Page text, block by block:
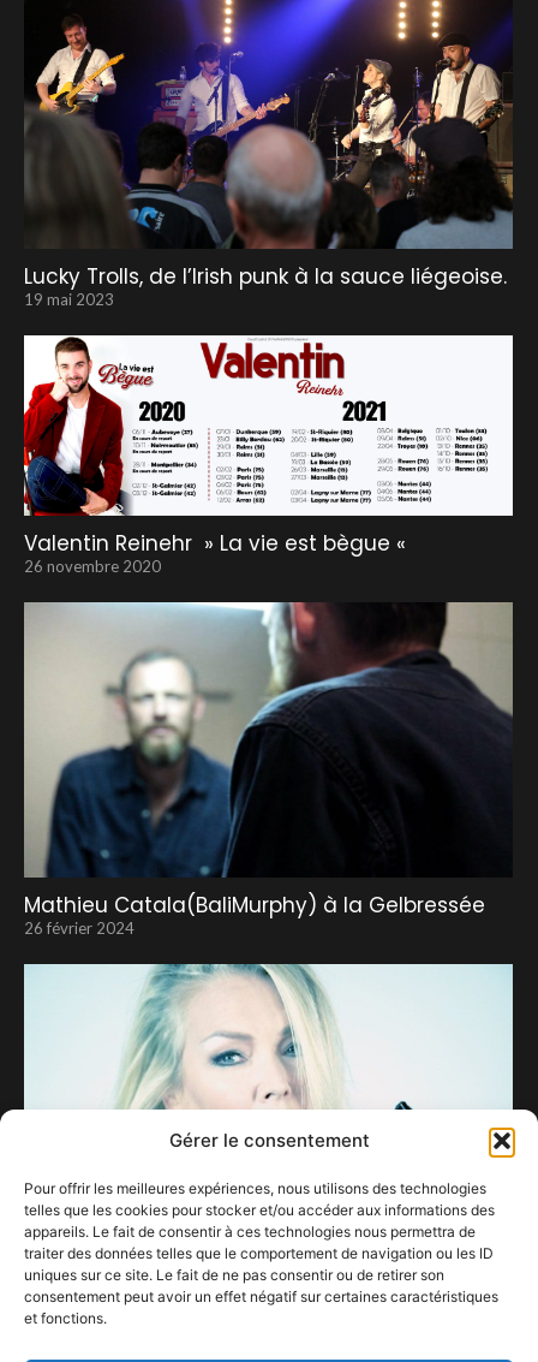
Gérer le consentement
Pour offrir les meilleures expériences, nous utilisons des technologies
telles que les cookies pour stocker et/ou accéder aux informations des
appareils. Le fait de consentir à ces technologies nous permettra de
traiter des données telles que le comportement de navigation ou les ID
uniques sur ce site. Le fait de ne pas consentir ou de retirer son
consentement peut avoir un effet négatif sur certaines caractéristiques
et fonctions.
Lucky Trolls, de l’Irish punk à la sauce liégeoise.
19 mai 2023
Valentin Reinehr » La vie est bègue «
26 novembre 2020
Mathieu Catala(BaliMurphy) à la Gelbressée
26 février 2024